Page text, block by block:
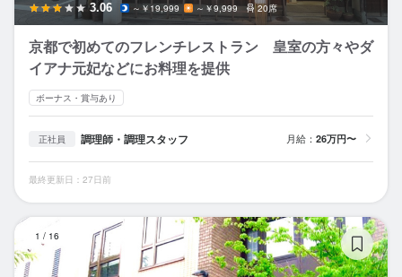
3.06 ～￥19,999 ～￥9,999 20席
京都で初めてのフレンチレストラン 皇室の方々やダ
イアナ元妃などにお料理を提供
ボーナス・賞与あり
正社員 調理師・調理スタッフ 月給： 26万円〜
最終更新日：27日前
1 / 16